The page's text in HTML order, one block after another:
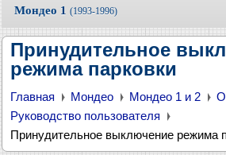
Мондео 1 (1993-1996)
Принудительное
режима парковки
Главная Мондео Мондео 1 и 2
Руководство пользователя
Принудительное выключение режима